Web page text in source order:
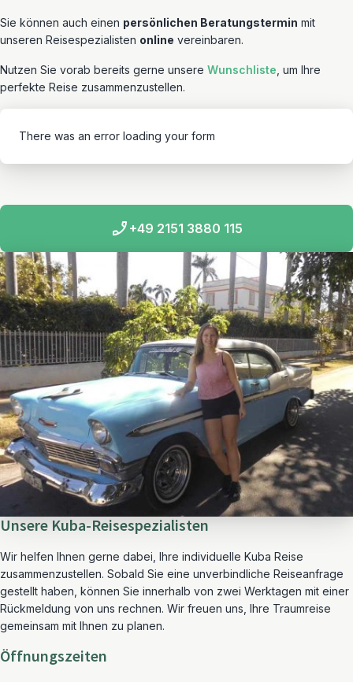
Sie können auch einen persönlichen Beratungstermin mit
unseren Reisespezialisten online vereinbaren.
Nutzen Sie vorab bereits gerne unsere Wunschliste , um Ihre
perfekte Reise zusammenzustellen.
There was an error loading your form
+49 2151 3880 115
Unsere Kuba-Reisespezialisten
Wir helfen Ihnen gerne dabei, Ihre individuelle Kuba Reise
zusammenzustellen. Sobald Sie eine unverbindliche Reiseanfrage
gestellt haben, können Sie innerhalb von zwei Werktagen mit einer
Rückmeldung von uns rechnen. Wir freuen uns, Ihre Traumreise
gemeinsam mit Ihnen zu planen.
Öffnungszeiten